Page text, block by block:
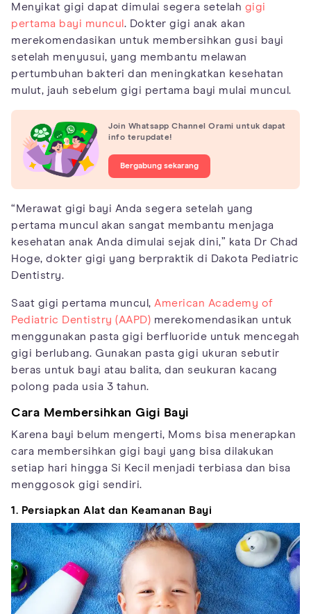
Menyikat gigi dapat dimulai segera setelah gigi
pertama bayi muncul. Dokter gigi anak akan
merekomendasikan untuk membersihkan gusi bayi
setelah menyusui, yang membantu melawan
pertumbuhan bakteri dan meningkatkan kesehatan
mulut, jauh sebelum gigi pertama bayi mulai muncul.
Join Whatsapp Channel Orami untuk dapat
info terupdate!
Bergabung sekarang
“Merawat gigi bayi Anda segera setelah yang
pertama muncul akan sangat membantu menjaga
kesehatan anak Anda dimulai sejak dini,” kata Dr Chad
Hoge, dokter gigi yang berpraktik di Dakota Pediatric
Dentistry.
Saat gigi pertama muncul, American Academy of
Pediatric Dentistry (AAPD) merekomendasikan untuk
menggunakan pasta gigi berfluoride untuk mencegah
gigi berlubang. Gunakan pasta gigi ukuran sebutir
beras untuk bayi atau balita, dan seukuran kacang
polong pada usia 3 tahun.
Cara Membersihkan Gigi Bayi
Karena bayi belum mengerti, Moms bisa menerapkan
cara membersihkan gigi bayi yang bisa dilakukan
setiap hari hingga Si Kecil menjadi terbiasa dan bisa
menggosok gigi sendiri.
1. Persiapkan Alat dan Keamanan Bayi